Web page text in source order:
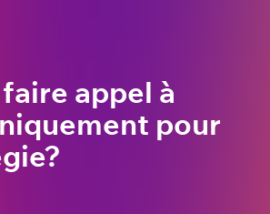
appel à
pour